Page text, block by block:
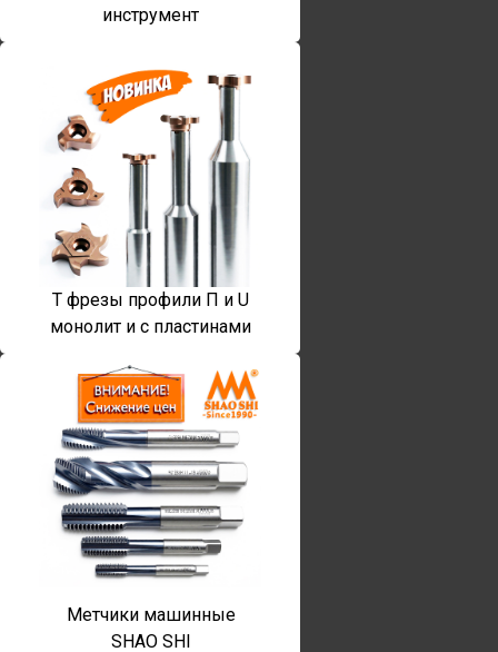
инструмент
T фрезы профили П и U
монолит и с пластинами
Метчики машинные
SHAO SHI